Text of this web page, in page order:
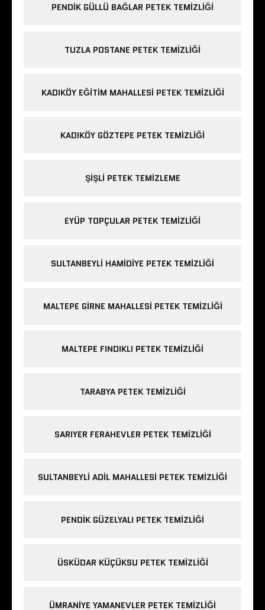
PENDIK GÜLLÜ BAĞLAR PETEK TEMIZLIĞI
TUZLA POSTANE PETEK TEMIZLIĞI
KADIKÖY EĞITIM MAHALLESI PETEK TEMIZLIĞI
KADIKÖY GÖZTEPE PETEK TEMIZLIĞI
ŞIŞLI PETEK TEMIZLEME
EYÜP TOPÇULAR PETEK TEMIZLIĞI
SULTANBEYLI HAMIDIYE PETEK TEMIZLIĞI
MALTEPE GIRNE MAHALLESI PETEK TEMIZLIĞI
MALTEPE FINDIKLI PETEK TEMIZLIĞI
TARABYA PETEK TEMIZLIĞI
SARIYER FERAHEVLER PETEK TEMIZLIĞI
SULTANBEYLI ADIL MAHALLESI PETEK TEMIZLIĞI
PENDIK GÜZELYALI PETEK TEMIZLIĞI
ÜSKÜDAR KÜÇÜKSU PETEK TEMIZLIĞI
ÜMRANIYE YAMANEVLER PETEK TEMIZLIĞI